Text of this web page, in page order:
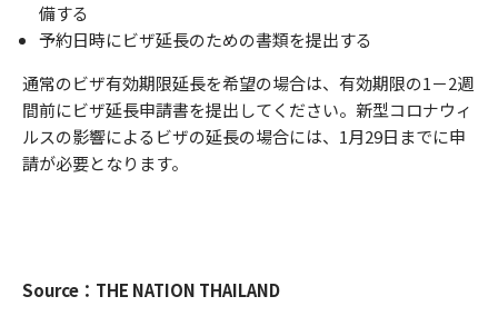
備する
予約日時にビザ延長のための書類を提出する
通常のビザ有効期限延長を希望の場合は、有効期限の1－2週
間前にビザ延長申請書を提出してください。新型コロナウィ
ルスの影響によるビザの延長の場合には、1月29日までに申
請が必要となります。
Source：THE NATION THAILAND